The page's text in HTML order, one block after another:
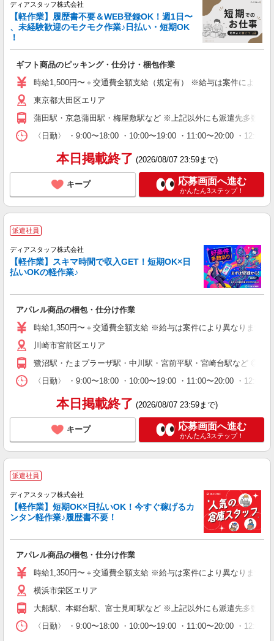
ディアスタッフ株式会社
【軽作業】履歴書不要＆WEB登録OK！週1日〜
、未経験歓迎のモクモク作業♪日払い・短期OK
！
ギフト商品のピッキング・仕分け・梱包作業
時給1,500円〜＋交通費全額支給（規定有） ※給与は案件により
東京都大田区エリア
蒲田駅・京急蒲田駅・梅屋敷駅など ※上記以外にも派遣先多数（
〈日勤〉 ・9:00〜18:00 ・10:00〜19:00 ・11:00〜20:00 ・
本日掲載終了 (2026/08/07 23:59まで)
キープ 応募画面へ進む
かんたん3ステップ！
派遣社員
ディアスタッフ株式会社
【軽作業】スキマ時間で収入GET！短期OK×日
払いOKの軽作業♪
アパレル商品の梱包・仕分け作業
時給1,350円〜＋交通費全額支給 ※給与は案件により異なります(
川崎市宮前区エリア
鷺沼駅・たまプラーザ駅・中川駅・宮前平駅・宮崎台駅など ◎上
〈日勤〉 ・9:00〜18:00 ・10:00〜19:00 ・11:00〜20:00 ・
本日掲載終了 (2026/08/07 23:59まで)
キープ 応募画面へ進む
かんたん3ステップ！
派遣社員
ディアスタッフ株式会社
【軽作業】短期OK×日払いOK！今すぐ稼げるカ
ンタン軽作業♪履歴書不要！
アパレル商品の梱包・仕分け作業
時給1,350円〜＋交通費全額支給 ※給与は案件により異なります(
横浜市栄区エリア
大船駅、本郷台駅、富士見町駅など ※上記以外にも派遣先多数（
〈日勤〉 ・9:00〜18:00 ・10:00〜19:00 ・11:00〜20:00 ・